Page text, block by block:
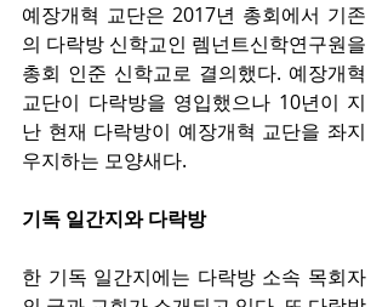
예장개혁 교단은 2017년 총회에서 기존
의 다락방 신학교인 렘넌트신학연구원을
총회 인준 신학교로 결의했다. 예장개혁
교단이 다락방을 영입했으나 10년이 지
난 현재 다락방이 예장개혁 교단을 좌지
우지하는 모양새다.
기독 일간지와 다락방
한 기독 일간지에는 다락방 소속 목회자